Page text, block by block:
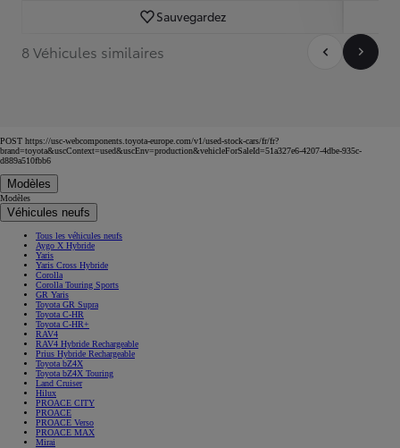
Sauvegardez
8 Véhicules similaires
POST https://usc-webcomponents.toyota-europe.com/v1/used-stock-cars/fr/fr?
brand=toyota&uscContext=used&uscEnv=production&vehicleForSaleId=51a327e6-4207-4dbe-935c-
d889a510fbb6
Modèles
Modèles
Véhicules neufs
Tous les véhicules neufs
Aygo X Hybride
Yaris
Yaris Cross Hybride
Corolla
Corolla Touring Sports
GR Yaris
Toyota GR Supra
Toyota C-HR
Toyota C-HR+
RAV4
RAV4 Hybride Rechargeable
Prius Hybride Rechargeable
Toyota bZ4X
Toyota bZ4X Touring
Land Cruiser
Hilux
PROACE CITY
PROACE
PROACE Verso
PROACE MAX
Mirai